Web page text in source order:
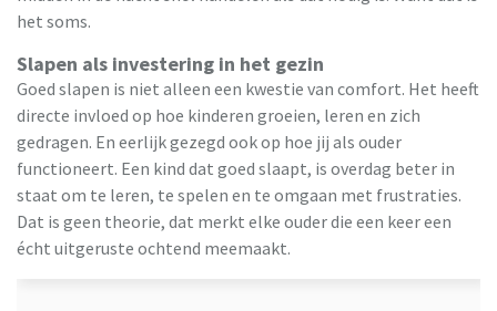
het soms.
Slapen als investering in het gezin
Goed slapen is niet alleen een kwestie van comfort. Het heeft
directe invloed op hoe kinderen groeien, leren en zich
gedragen. En eerlijk gezegd ook op hoe jij als ouder
functioneert. Een kind dat goed slaapt, is overdag beter in
staat om te leren, te spelen en te omgaan met frustraties.
Dat is geen theorie, dat merkt elke ouder die een keer een
écht uitgeruste ochtend meemaakt.